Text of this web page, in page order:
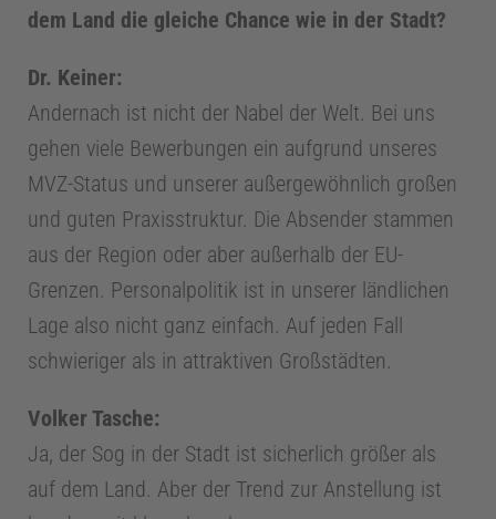
dem Land die gleiche Chance wie in der Stadt?
Dr. Keiner:
Andernach ist nicht der Nabel der Welt. Bei uns
gehen viele Bewerbungen ein aufgrund unseres
MVZ-Status und unserer außergewöhnlich großen
und guten Praxisstruktur. Die Absender stammen
aus der Region oder aber außerhalb der EU-
Grenzen. Personalpolitik ist in unserer ländlichen
Lage also nicht ganz einfach. Auf jeden Fall
schwieriger als in attraktiven Großstädten.
Volker Tasche:
Ja, der Sog in der Stadt ist sicherlich größer als
auf dem Land. Aber der Trend zur Anstellung ist